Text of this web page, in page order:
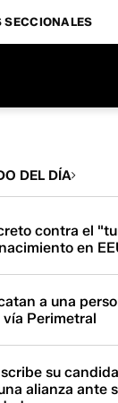
SECCIONALES
DEL DÍA
contra el
en
a una
Perimetral
su
alianza ante